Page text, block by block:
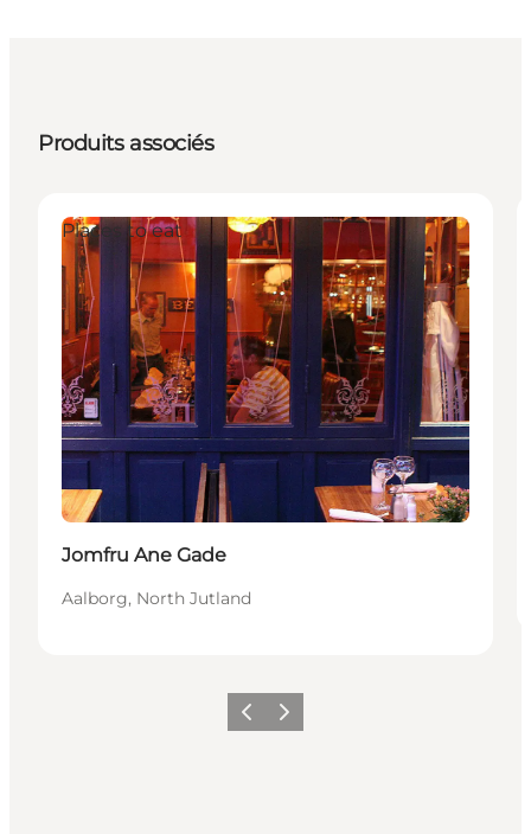
Produits associés
Places to eat
Jomfru Ane Gade
Aalborg, North Jutland
PrécédentSuivant